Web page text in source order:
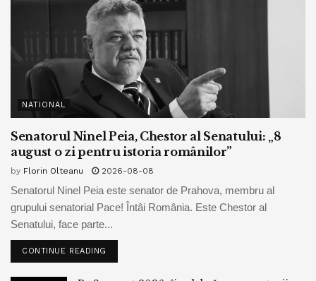
NATIONAL
Senatorul Ninel Peia, Chestor al Senatului: „8
august o zi pentru istoria românilor”
by Florin Olteanu 2026-08-08
Senatorul Ninel Peia este senator de Prahova, membru al
grupului senatorial Pace! Întâi România. Este Chestor al
Senatului, face parte...
CONTINUE READING